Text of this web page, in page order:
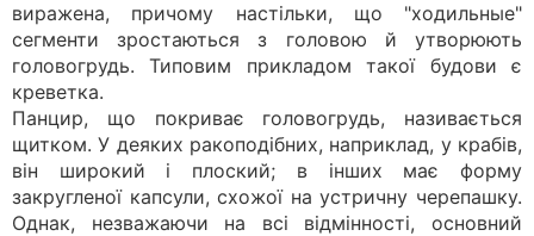
виражена, причому настільки, що "ходильные"
сегменти зростаються з головою й утворюють
головогрудь. Типовим прикладом такої будови є
креветка.
Панцир, що покриває головогрудь, називається
щитком. У деяких ракоподібних, наприклад, у крабів,
він широкий і плоский; в інших має форму
закругленої капсули, схожої на устричну черепашку.
Однак, незважаючи на всі відмінності, основний